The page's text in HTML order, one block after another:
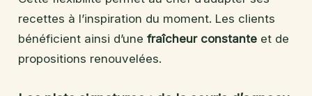
recettes à l’inspiration du moment. Les clients
bénéficient ainsi d’une fraîcheur constante et de
propositions renouvelées.